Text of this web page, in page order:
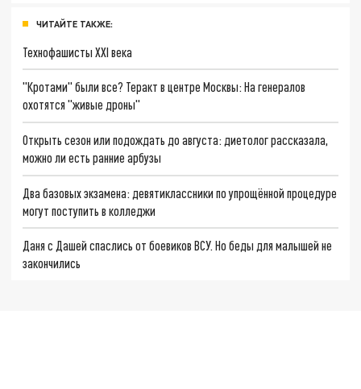
ЧИТАЙТЕ ТАКЖЕ:
Технофашисты XXI века
"Кротами" были все? Теракт в центре Москвы: На генералов
охотятся "живые дроны"
Открыть сезон или подождать до августа: диетолог рассказала,
можно ли есть ранние арбузы
Два базовых экзамена: девятиклассники по упрощённой процедуре
могут поступить в колледжи
Даня с Дашей спаслись от боевиков ВСУ. Но беды для малышей не
закончились